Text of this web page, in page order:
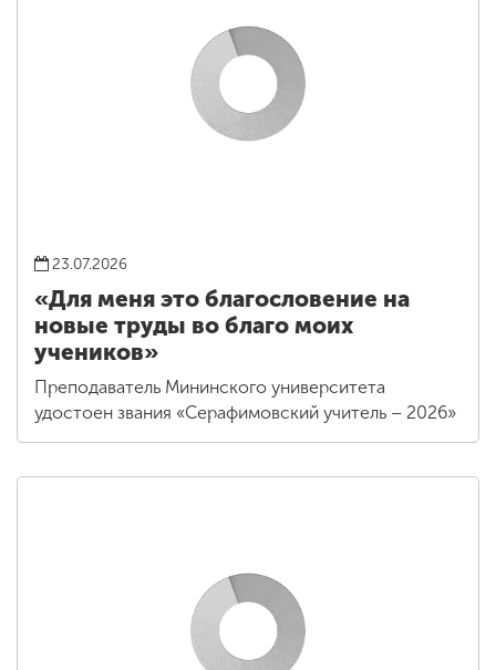
23.07.2026
«Для меня это благословение на
новые труды во благо моих
учеников»
Преподаватель Мининского университета
удостоен звания «Серафимовский учитель – 2026»